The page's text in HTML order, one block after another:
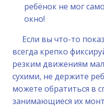
ребёнок не мог
окно!
Если вы что-то
всегда крепко
резким движениям
сухими, не держите
можете обратиться в
занимающиеся их